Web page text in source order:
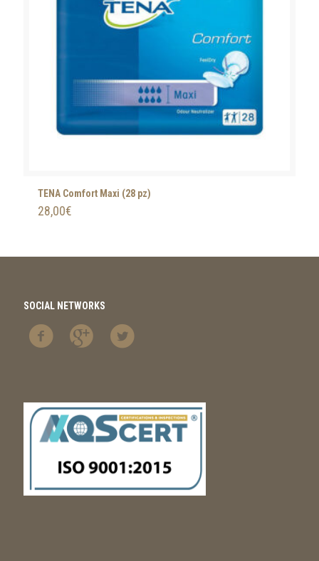
TENA Comfort Maxi (28 pz)
28,00€
SOCIAL NETWORKS